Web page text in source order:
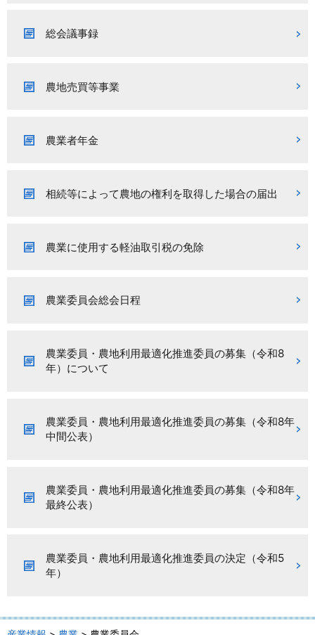
総会議事録
農地売買等事業
農業者年金
相続等によって農地の権利を取得した場合の届出
農業に使用する軽油取引税の免除
農業委員会総会日程
農業委員・農地利用最適化推進委員の募集（令和8
年）について
農業委員・農地利用最適化推進委員の募集（令和8年
中間公表）
農業委員・農地利用最適化推進委員の募集（令和8年
最終公表）
農業委員・農地利用最適化推進委員の決定（令和5
年）